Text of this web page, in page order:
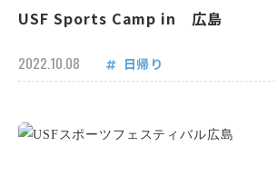
USF Sports Camp in 広島
2022.10.08 日帰り